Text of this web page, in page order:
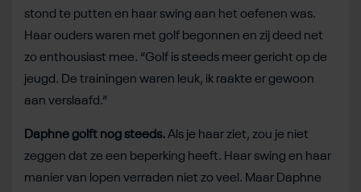
stond te putten en haar swing aan het oefenen was.
Haar ouders waren met golf begonnen en zij deed net
zo enthousiast mee. “Golf is steeds meer gericht op de
jeugd. De trainingen waren leuk, ik raakte er gewoon
aan verslaafd.”
Daphne golft nog steeds.Als je haar ziet, zou je niet
zeggen dat ze een beperking heeft. Haar swing en haar
manier van lopen verraden niet zo veel. Maar Daphne